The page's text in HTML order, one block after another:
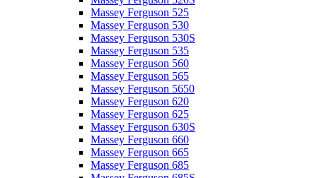
Massey Ferguson 525
Massey Ferguson 530
Massey Ferguson 530S
Massey Ferguson 535
Massey Ferguson 560
Massey Ferguson 565
Massey Ferguson 5650
Massey Ferguson 620
Massey Ferguson 625
Massey Ferguson 630S
Massey Ferguson 660
Massey Ferguson 665
Massey Ferguson 685